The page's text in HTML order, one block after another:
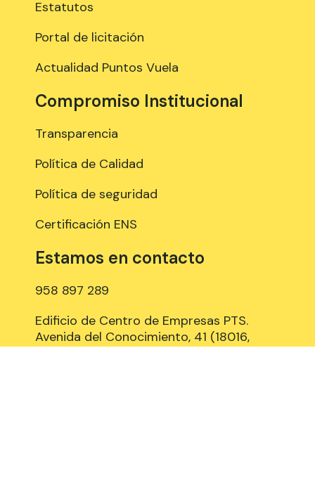
Estatutos
Portal de licitación
Actualidad Puntos Vuela
Compromiso Institucional
Transparencia
Política de Calidad
Política de seguridad
Certificación ENS
Estamos en contacto
958 897 289
Edificio de Centro de Empresas PTS.
Avenida del Conocimiento, 41 (18016,